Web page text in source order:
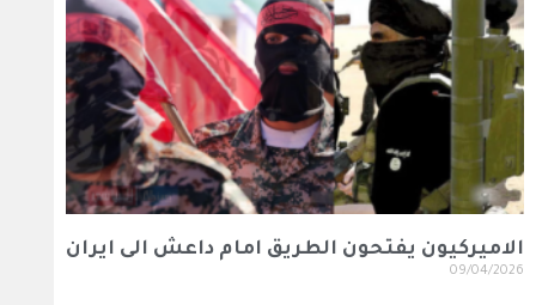
الاميركيون يفتحون الطريق امام داعش الى ايران
09/04/2026